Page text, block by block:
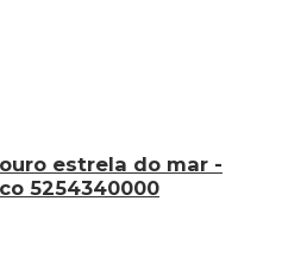
estrela do mar -
5254340000